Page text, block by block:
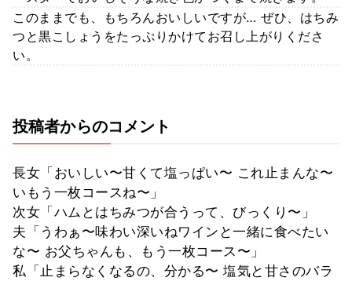
このままでも、もちろんおいしいですが… ぜひ、はちみ
つと黒こしょうをたっぷりかけてお召し上がりくださ
い。
投稿者からのコメント
長女「おいしい〜甘くて塩っぱい〜 これ止まんな〜
いもう一枚コースね〜」
次女「ハムとはちみつが合うって、びっくり〜」
夫「うわぁ〜味わい深いねワインと一緒に食べたい
な〜 お父ちゃんも、もう一枚コース〜」
私「止まらなくなるの、分かる〜 塩気と甘さのバラ